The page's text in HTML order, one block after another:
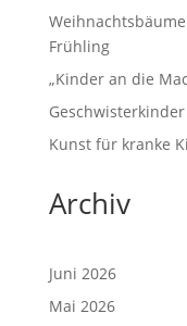
Frühling
„Kinder an die
Kunst für kranke
Archiv
Juni 2026
Mai 2026